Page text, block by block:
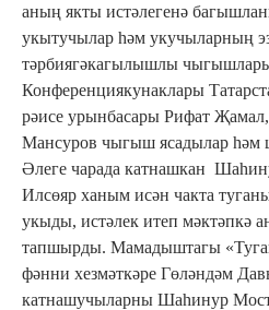
аның якты истәлегенә
укытучылар һәм укучыларның
тәрбиягәкагылышлы
Конференциякунаклары
рәисе урынбасары Рифат
Мансуров чыгыш ясадылар һәм
Әлеге чарада катнашкан
Илсөяр ханым исән чакта
укыды, истәлек итеп мәктәпкә
тапшырды. Мамадыштагы
фәнни хезмәткәре Гөләндәм
катнашучыларны Шаһинур